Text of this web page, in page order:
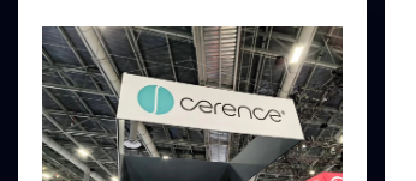
集成
定制
质量保证